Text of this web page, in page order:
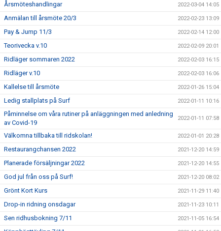
Årsmöteshandlingar 2022-03-04 14:05
Anmälan till årsmöte 20/3 2022-02-23 13:09
Pay & Jump 11/3 2022-02-14 12:00
Teorivecka v.10 2022-02-09 20:01
Ridläger sommaren 2022 2022-02-03 16:15
Ridläger v.10 2022-02-03 16:06
Kallelse till årsmöte 2022-01-26 15:04
Ledig stallplats på Surf 2022-01-11 10:16
Påminnelse om våra rutiner på anläggningen med anledning
av Covid-19
2022-01-11 07:58
Välkomna tillbaka till ridskolan! 2022-01-01 20:28
Restaurangchansen 2022 2021-12-20 14:59
Planerade försäljningar 2022 2021-12-20 14:55
God jul från oss på Surf! 2021-12-20 08:02
Grönt Kort Kurs 2021-11-29 11:40
Drop-in ridning onsdagar 2021-11-23 10:11
Sen ridhusbokning 7/11 2021-11-05 16:54